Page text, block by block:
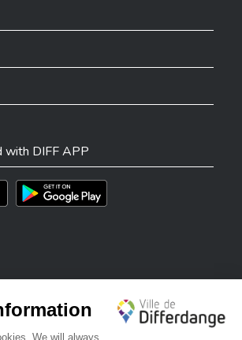
with DIFF APP
sur l'App Store
Téléchargez l'app sur Play Store
✕